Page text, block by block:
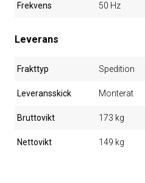
Frekvens 50 Hz
Leverans
Frakttyp Spedition
Leveransskick Monterat
Bruttovikt 173 kg
Nettovikt 149 kg